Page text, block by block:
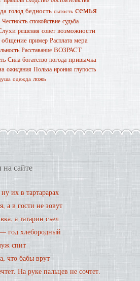
голод бедность сытость семья
Честность спокойствие судьба
решения совет возможности
общение пример Расплата мера
Расставание ВОЗРАСТ
Сила богатство погода привычка
ожидания Польза ирония глупость
одежда ложь
на сайте
их в тартарарах
а в гости не зовут
а татарин съел
год хлебородный
спит
что бабы врут
На руке пальцев не сочтет.